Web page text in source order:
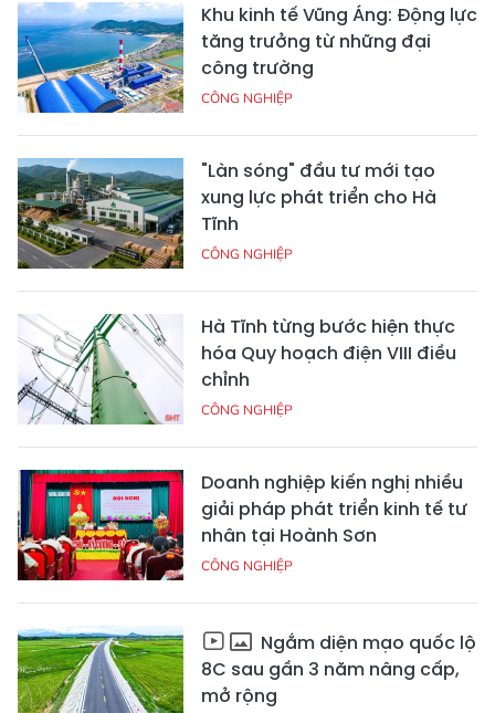
Khu kinh tế Vũng Áng: Động lực
tăng trưởng từ những đại
công trường
CÔNG NGHIỆP
"Làn sóng" đầu tư mới tạo
xung lực phát triển cho Hà
Tĩnh
CÔNG NGHIỆP
Hà Tĩnh từng bước hiện thực
hóa Quy hoạch điện VIII điều
chỉnh
CÔNG NGHIỆP
Doanh nghiệp kiến nghị nhiều
giải pháp phát triển kinh tế tư
nhân tại Hoành Sơn
CÔNG NGHIỆP
Ngắm diện mạo quốc lộ
8C sau gần 3 năm nâng cấp,
mở rộng